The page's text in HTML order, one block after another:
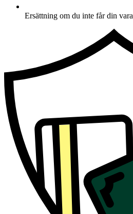
Ersättning om du inte får din vara